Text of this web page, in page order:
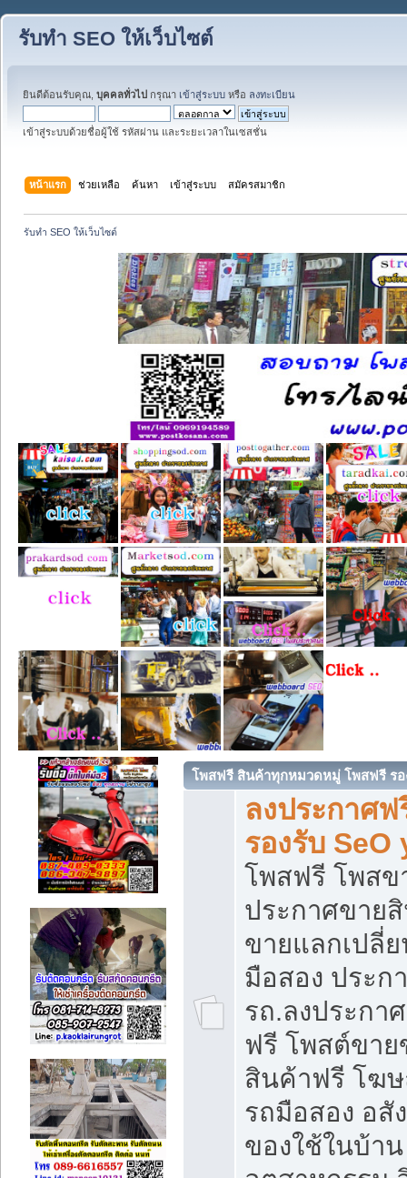
รับทำ SEO ให้เว็บไซต์
ยินดีต้อนรับคุณ, บุคคลทั่วไป กรุณา เข้าสู่ระบบ หรือ ลงทะเบียน
เข้าสู่ระบบด้วยชื่อผู้ใช้ รหัสผ่าน และระยะเวลาในเซสชั่น
หน้าแรก ช่วยเหลือ ค้นหา เข้าสู่ระบบ สมัครสมาชิก
รับทำ SEO ให้เว็บไซต์
โพสฟรี สินค้าทุกหมวดหมู่ โพสฟรี รอ
ลงประกาศ
รองรับ
โพสฟรี โพสข
ประกาศขาย
ขายแลกเปลี่
มือสอง ประก
รถ.ลงประกา
ฟรี โพสต์ขา
สินค้าฟรี โฆ
รถมือสอง อสั
ของใช้ในบ้า